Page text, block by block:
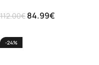
112.00€ 84.99€
-24%